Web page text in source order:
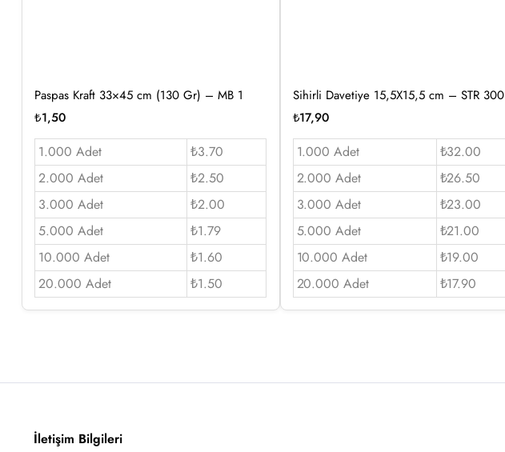
Paspas Kraft 33×45 cm (130 Gr) – MB 1
₺1,50
1.000 Adet
₺3.70
2.000 Adet
₺2.50
3.000 Adet
₺2.00
5.000 Adet
₺1.79
10.000 Adet
₺1.60
20.000 Adet
₺1.50
Sihirli Davetiye 15,5X15,5 cm – STR 300
₺17,90
1.000 Adet
₺32.00
2.000 Adet
₺26.50
3.000 Adet
₺23.00
5.000 Adet
₺21.00
10.000 Adet
₺19.00
20.000 Adet
₺17.90
İletişim Bilgileri